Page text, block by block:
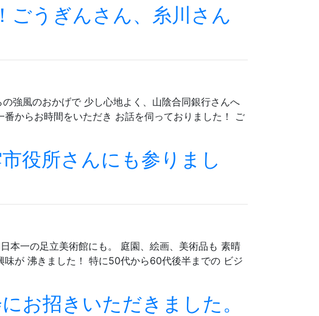
ごうぎんさん、糸川さん
強風のおかげで 少し心地よく、山陰合同銀行さんへ
からお時間をいただき お話を伺っておりました！ ご
役所さんにも参りまし
本一の足立美術館にも。 庭園、絵画、美術品も 素晴
が 沸きました！ 特に50代から60代後半までの ビジ
お招きいただきました。